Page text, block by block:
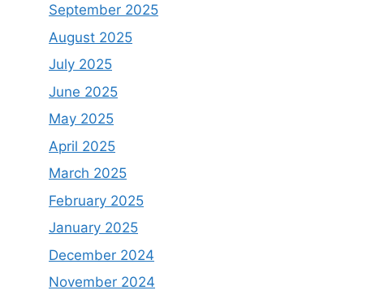
September 2025
August 2025
July 2025
June 2025
May 2025
April 2025
March 2025
February 2025
January 2025
December 2024
November 2024